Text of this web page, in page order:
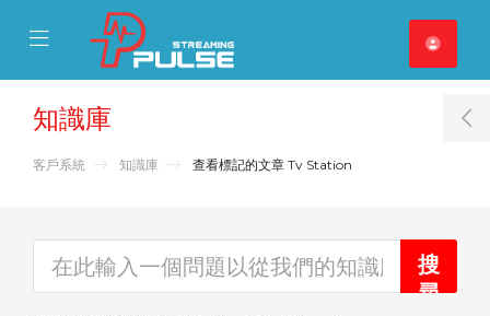
Mobile Menu
Mobile Menu
知識庫
客戶系統 知識庫 查看標記的文章 Tv Station